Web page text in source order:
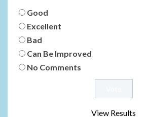
Good
Excellent
Bad
Can Be Improved
No Comments
View Results